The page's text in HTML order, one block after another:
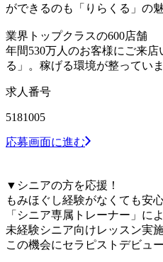
ができるのも「りらくる」の
業界トップクラスの600店舗
年間530万人のお客様にご来店
る」。稼げる環境が整っていま
求人番号
5181005
応募画面に進む
▼シニアの方を応援！
もみほぐし経験がなくても安
「シニア専属トレーナー」によ
未経験シニア向けレッスン実施
この機会にセラピストデビュ